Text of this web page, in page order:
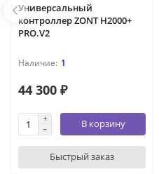
Универсальный
контроллер ZONT H2000+
PRO.V2
1
44 300 ₽
В корзину
Быстрый заказ